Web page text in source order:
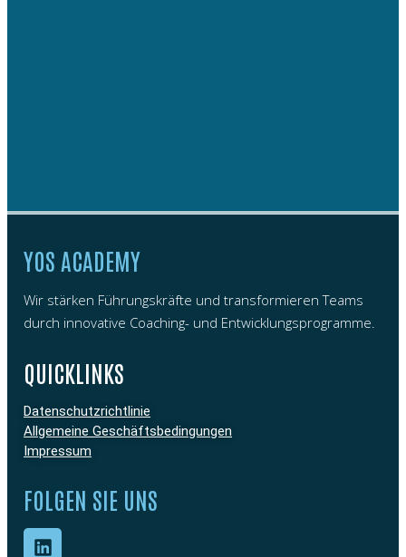
YOS ACADEMY
Wir stärken Führungskräfte und transformieren Teams
durch innovative Coaching- und Entwicklungsprogramme.
QUICKLINKS
Datenschutzrichtlinie
Allgemeine Geschäftsbedingungen
Impressum
FOLGEN SIE UNS